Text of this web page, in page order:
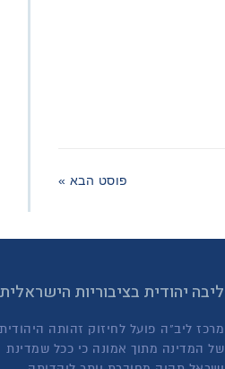
פוסט הבא »
ליבה יהודית בציבוריות הישראלית
מרכז ליב"ה פועל לחיזוק זהותה היהודית
של המדינה מתוך אמונה כי ככל שמדינת